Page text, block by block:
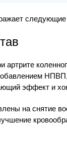
эффект и
на снятие